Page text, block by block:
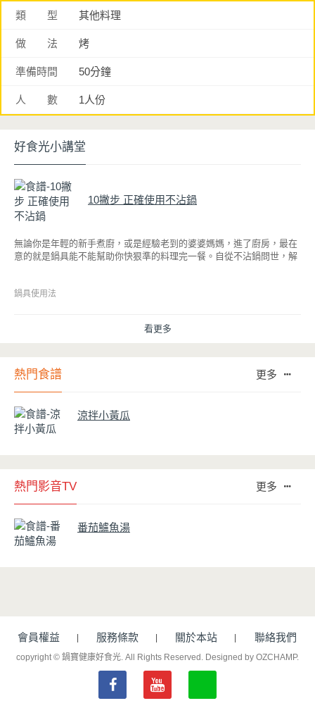
類 型 其他料理
做 法 烤
準備時間 50分鐘
人 數 1人份
好食光小講堂
10撇步 正確使用不沾鍋
無論你是年輕的新手煮廚，或是經驗老到的婆婆媽媽，進了廚房，最在
意的就是鍋具能不能幫助你快狠準的料理完一餐。自從不沾鍋問世，解
因此金鑽不沾系列的鍋具，更年年穩居銷售排行榜的前幾名。然而如何
鍋具使用法
看更多
熱門食譜 更多
涼拌小黃瓜
熱門影音TV 更多
番茄鱸魚湯
會員權益 服務條款 關於本站 聯絡我們
copyright © 鍋寶健康好食光. All Rights Reserved. Designed by OZCHAMP.